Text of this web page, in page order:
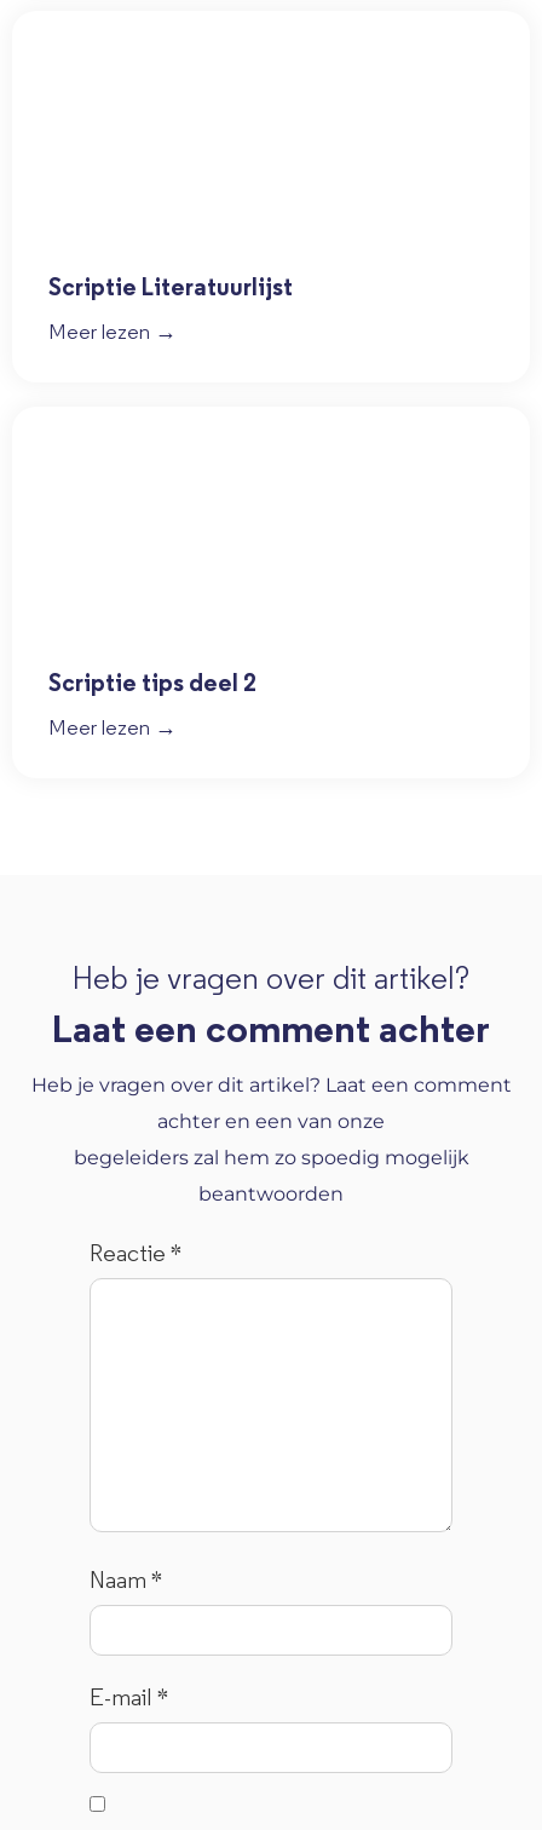
Scriptie Literatuurlijst
Meer lezen →
Scriptie tips deel 2
Meer lezen →
Heb je vragen over dit artikel?
Laat een comment achter
Heb je vragen over dit artikel? Laat een comment
achter en een van onze
begeleiders zal hem zo spoedig mogelijk
beantwoorden
Reactie*
Naam*
E-mail*